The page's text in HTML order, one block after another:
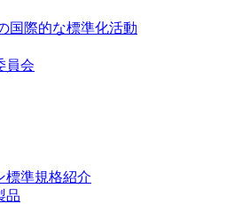
国際的な標準化活動
員会
標準規格紹介
品